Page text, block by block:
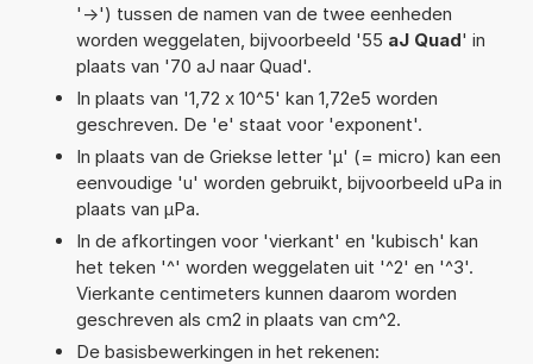
'->') tussen de namen van de twee eenheden
worden weggelaten, bijvoorbeeld '55 aJ Quad' in
plaats van '70 aJ naar Quad'.
In plaats van '1,72 x 10^5' kan 1,72e5 worden
geschreven. De 'e' staat voor 'exponent'.
In plaats van de Griekse letter 'µ' (= micro) kan een
eenvoudige 'u' worden gebruikt, bijvoorbeeld uPa in
plaats van µPa.
In de afkortingen voor 'vierkant' en 'kubisch' kan
het teken '^' worden weggelaten uit '^2' en '^3'.
Vierkante centimeters kunnen daarom worden
geschreven als cm2 in plaats van cm^2.
De basisbewerkingen in het rekenen: